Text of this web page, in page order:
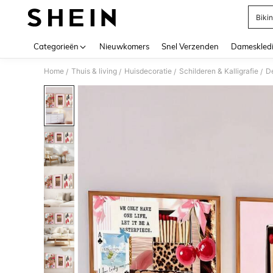
Categorieën Nieuwkomers Snel Verzenden
Home / Thuis & living / Huisdecoratie / Schilderen & Kalligrafie /